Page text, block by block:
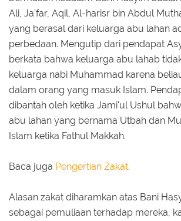
Ali, Ja'far, Aqil, Al-harisr bin Abdul
yang berasal dari keluarga abu lahan
perbedaan. Mengutip dari pendapat
berkata bahwa keluarga abu lahab
keluarga nabi Muhammad karena
dalam orang yang masuk Islam.
dibantah oleh ketika Jami'ul Ushul
abu lahan yang bernama Utbah dan
Islam ketika Fathul Makkah.
Baca juga Pengertian Zakat.
Alasan zakat diharamkan atas Bani
sebagai pemuliaan terhadap mereka,